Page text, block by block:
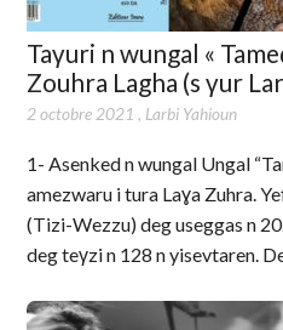
Taγuri n wungal «
Zouhra Lagha (s γur
2 octobre 2021 , Larbi Yahioun
1- Asenked n wungal Ungal
amezwaru i tura Laɣa Zuhra.
(Tizi-Wezzu) deg useggas n
deg teγzi n 128 n yisevtaren.